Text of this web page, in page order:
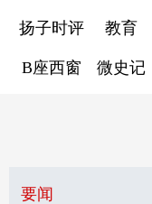
扬子时评 教育
B座西窗 微史记
要闻